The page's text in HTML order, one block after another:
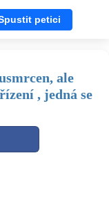
petici
ale
, jedná se